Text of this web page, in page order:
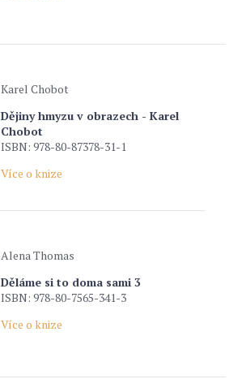
Karel Chobot
Dějiny hmyzu v obrazech - Karel
Chobot
ISBN: 978-80-87378-31-1
Více o knize
Alena Thomas
Děláme si to doma sami 3
ISBN: 978-80-7565-341-3
Více o knize